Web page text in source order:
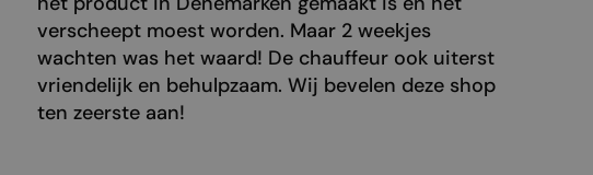
verscheept moest worden. Maar 2 weekjes
wachten was het waard! De chauffeur ook uiterst
vriendelijk en behulpzaam. Wij bevelen deze shop
ten zeerste aan!